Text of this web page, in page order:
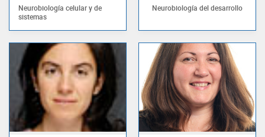
Neurobiología celular y de
sistemas
Neurobiología del desarrollo